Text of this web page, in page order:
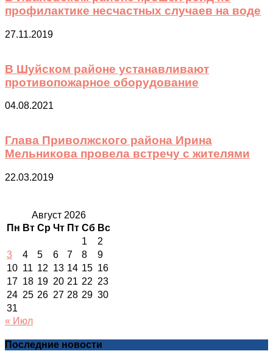
профилактике несчастных случаев на воде
27.11.2019
В Шуйском районе устанавливают
противопожарное оборудование
04.08.2021
Глава Приволжского района Ирина
Мельникова провела встречу с жителями
22.03.2019
Август 2026
Пн Вт Ср Чт Пт Сб Вс
1
2
3
4 5 6 7 8
9
10 11 12 13 14 15 16
17 18 19 20 21 22 23
24 25 26 27 28 29 30
31
« Июл
Последние новости